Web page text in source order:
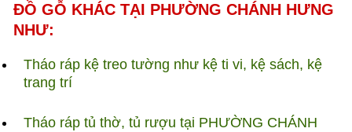
ĐỒ GỖ KHÁC TẠI PHƯỜNG CHÁNH HƯNG
NHƯ:
Tháo ráp kệ treo tường như kệ ti vi, kệ sách, kệ
trang trí
Tháo ráp tủ thờ, tủ rượu tại PHƯỜNG CHÁNH